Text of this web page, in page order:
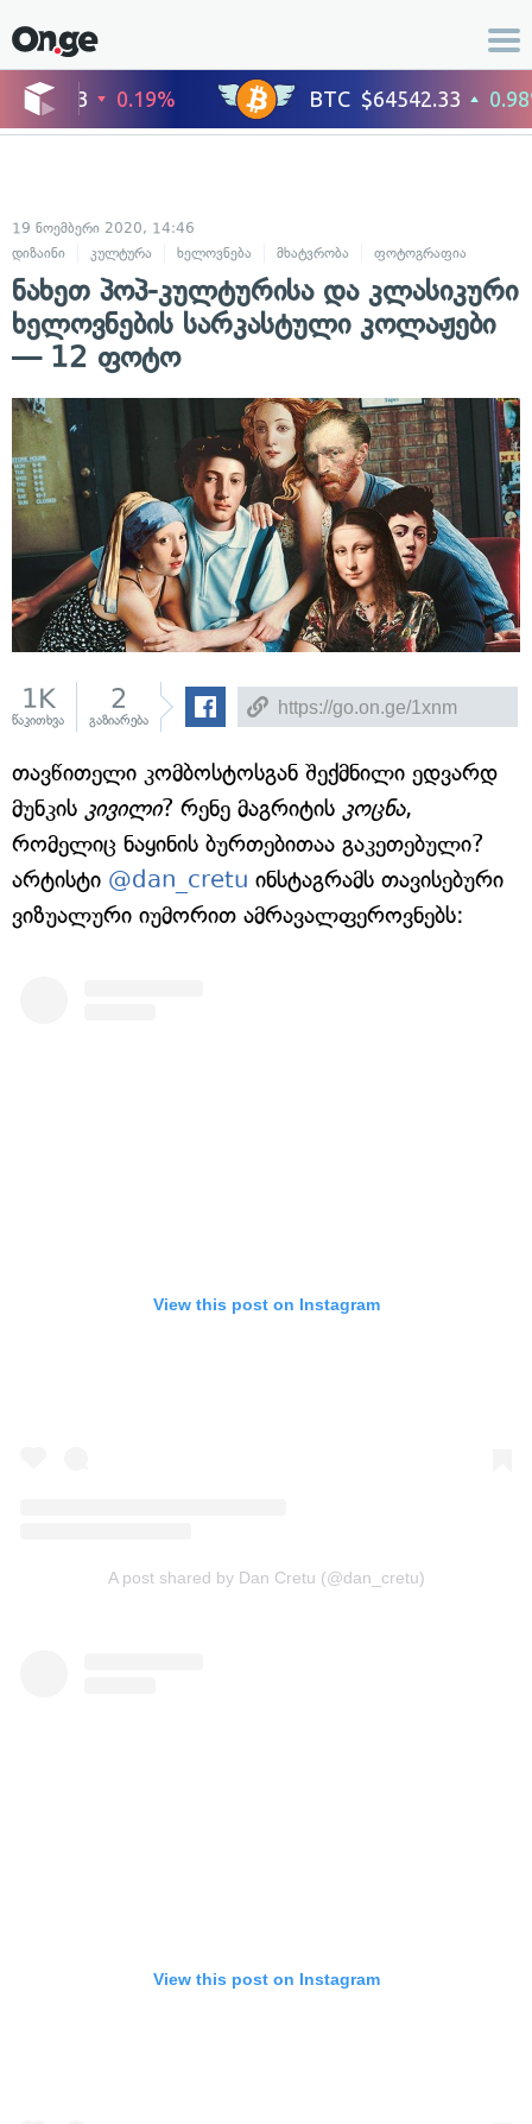
19 ნოემბერი 2020, 14:46
დიზაინი
კულტურა ხელოვნება მხატვრობა ფოტოგრაფია
ნახეთ პოპ-კულტურისა და კლასიკური
ხელოვნების სარკასტული კოლაჟები
— 12 ფოტო
1K
წაკითხვა
2
გაზიარება
თავწითელი კომბოსტოსგან შექმნილი ედვარდ
მუნკის კივილი? რენე მაგრიტის კოცნა,
რომელიც ნაყინის ბურთებითაა გაკეთებული?
არტისტი @dan_cretu ინსტაგრამს თავისებური
ვიზუალური იუმორით ამრავალფეროვნებს:
View this post on Instagram
A post shared by Dan Cretu (@dan_cretu)
View this post on Instagram